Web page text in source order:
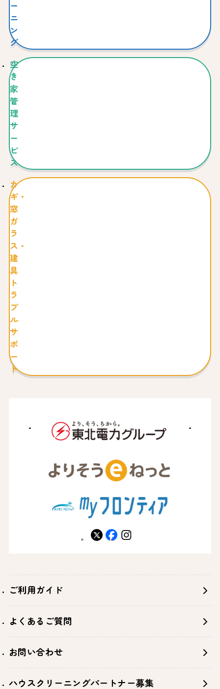
ー
ニ
ン
グ
空
き
家
管
理
サ
ー
ビ
ス
カ
ギ・
窓
ガ
ラ
ス・
建
具
ト
ラ
ブ
ル
サ
ポ
ー
ト
X facebookinstagram
ご利用ガイド
よくあるご質問
お問い合わせ
ハウスクリーニングパートナー募集